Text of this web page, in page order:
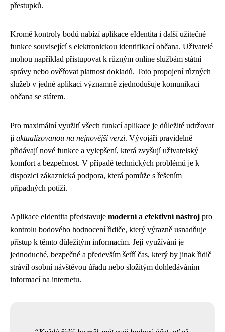
přestupků.
Kromě kontroly bodů nabízí aplikace eIdentita i další užitečné
funkce související s elektronickou identifikací občana. Uživatelé
mohou například přistupovat k různým online službám státní
správy nebo ověřovat platnost dokladů. Toto propojení různých
služeb v jedné aplikaci významně zjednodušuje komunikaci
občana se státem.
Pro maximální využití všech funkcí aplikace je důležité udržovat
ji aktualizovanou na nejnovější verzi. Vývojáři pravidelně
přidávají nové funkce a vylepšení, která zvyšují uživatelský
komfort a bezpečnost. V případě technických problémů je k
dispozici zákaznická podpora, která pomůže s řešením
případných potíží.
Aplikace eIdentita představuje moderní a efektivní nástroj pro
kontrolu bodového hodnocení řidiče, který výrazně usnadňuje
přístup k těmto důležitým informacím. Její využívání je
jednoduché, bezpečné a především šetří čas, který by jinak řidič
strávil osobní návštěvou úřadu nebo složitým dohledáváním
informací na internetu.